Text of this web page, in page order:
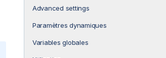
Advanced settings
Paramètres dynamiques
Variables globales